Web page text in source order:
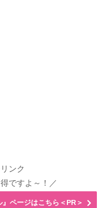
ンク
ですよ～！／
ページはこちら＜PR＞